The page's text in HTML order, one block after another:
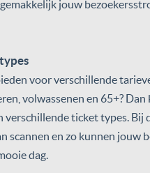
jouw
voor verschillende
volwassenen en 65+? Dan
verschillende ticket types. Bij
scannen en zo kunnen jouw
dag.